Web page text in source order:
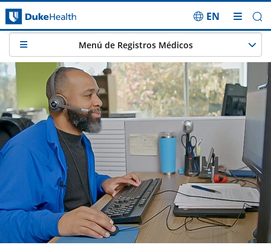
Saltar navegación
EN
Menú de Registros Médicos